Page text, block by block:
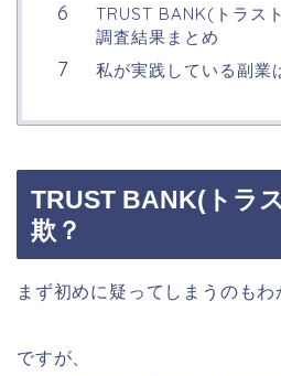
TRUST BANK(トラ
調査結果まとめ
私が実践している副業
TRUST BANK(トラ
欺？
まず初めに疑ってしまうのもわ
ですが、